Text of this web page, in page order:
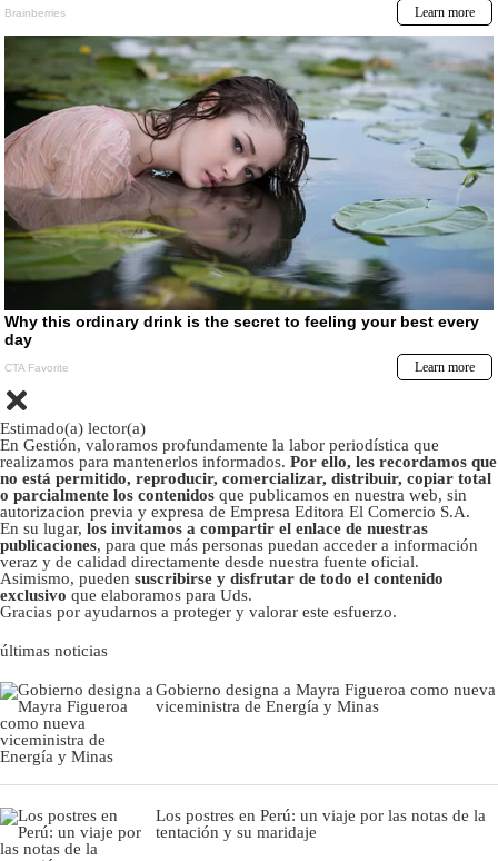
Estimado(a) lector(a)
En Gestión, valoramos profundamente la labor periodística que
realizamos para mantenerlos informados. Por ello, les recordamos que
no está permitido, reproducir, comercializar, distribuir, copiar total
o parcialmente los contenidos que publicamos en nuestra web, sin
autorizacion previa y expresa de Empresa Editora El Comercio S.A.
En su lugar, los invitamos a compartir el enlace de nuestras
publicaciones, para que más personas puedan acceder a información
veraz y de calidad directamente desde nuestra fuente oficial.
Asimismo, pueden suscribirse y disfrutar de todo el contenido
exclusivo que elaboramos para Uds.
Gracias por ayudarnos a proteger y valorar este esfuerzo.
últimas noticias
Gobierno designa a Mayra Figueroa como nueva
viceministra de Energía y Minas
Los postres en Perú: un viaje por las notas de la
tentación y su maridaje